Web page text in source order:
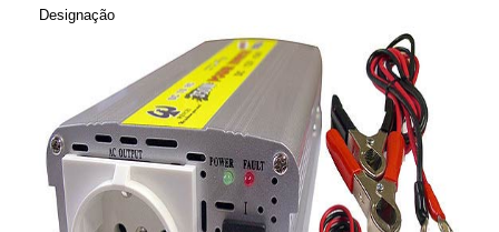
Designação